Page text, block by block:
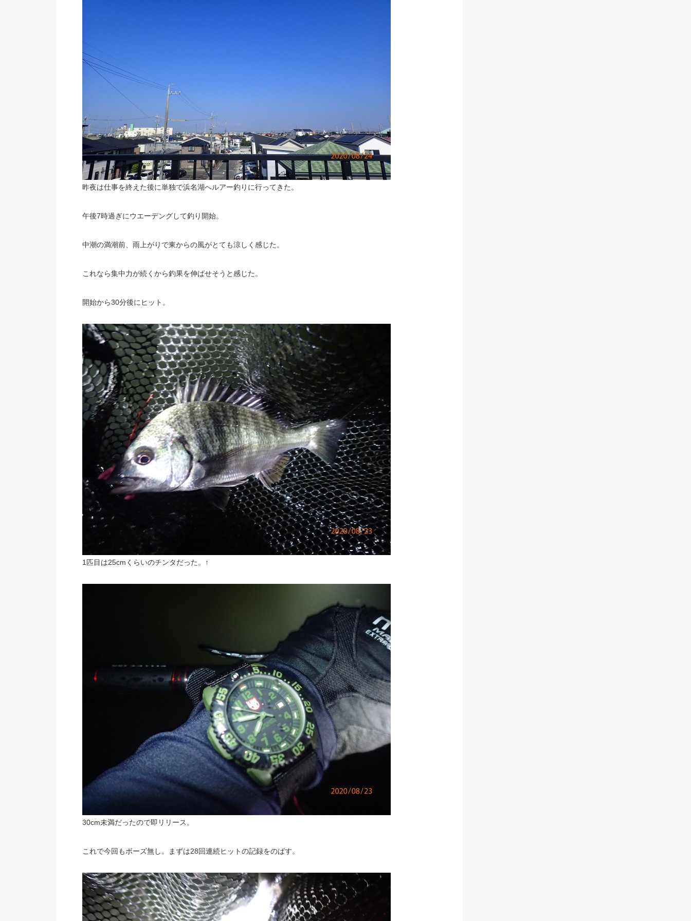
昨夜は仕事を終えた後に単独で浜名湖へルアー釣りに行ってきた。
午後7時過ぎにウエーデングして釣り開始。
中潮の満潮前、雨上がりで東からの風がとても涼しく感じた。
これなら集中力が続くから釣果を伸ばせそうと感じた。
開始から30分後にヒット。
1匹目は25cmくらいのチンタだった。↑
30cm未満だったので即リリース。
これで今回もボーズ無し。まずは28回連続ヒットの記録をのばす。